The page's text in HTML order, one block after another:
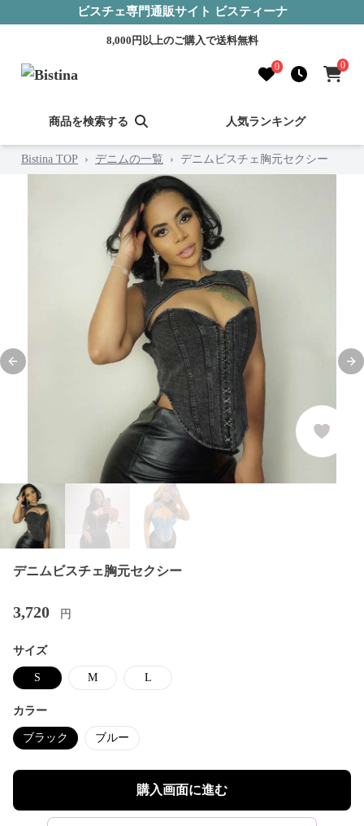
ビスチェ専門通販サイト ビスティーナ
8,000円以上のご購入で送料無料
0 0
商品を検索する 人気ランキング
Bistina TOP › デニムの一覧 › デニムビスチェ胸元セクシー
Previous slide
デニムビスチェ胸元セクシー
3,720 円
サイズ
S M L
カラー
ブラック ブルー
購入画面に進む